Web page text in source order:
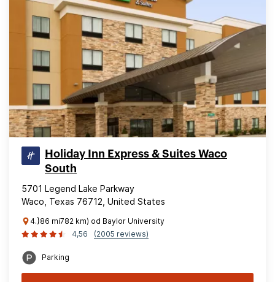
Holiday Inn Express & Suites Waco
South
5701 Legend Lake Parkway
Waco, Texas 76712, United States
4.}86 mi782 km) od Baylor University
4,56
(2005 reviews)
Parking